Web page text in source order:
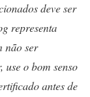
deve ser
representa
não ser
o bom senso
antes de